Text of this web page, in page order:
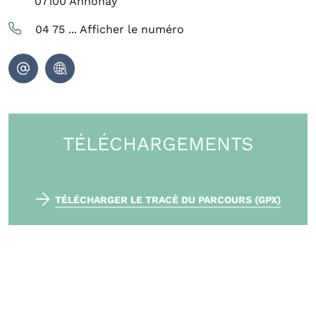
04 75 ... Afficher le numéro
TÉLÉCHARGEMENTS
TÉLÉCHARGER LE TRACÉ DU PARCOURS (GPX)